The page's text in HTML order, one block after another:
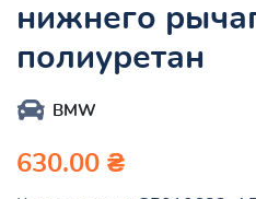
нижнего
полиуретан
BMW
630.00 ₴